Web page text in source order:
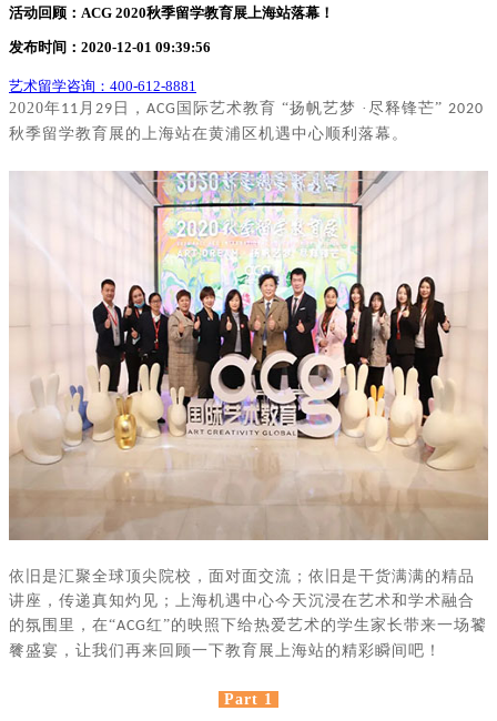
活动回顾：ACG 2020秋季留学教育展上海站落幕！
发布时间：2020-12-01 09:39:56
艺术留学咨询： 400-612-8881
2020年11 月 29 日， ACG 国际艺术教育 “扬帆艺梦 ·尽释锋芒” 2020
秋季留学教育展的上海站在黄浦区机遇中心顺利落幕。
依旧是汇聚全球顶尖院校，面对面交流；依旧是干货满满的精品
讲座，传递真知灼见；上海机遇中心今天沉浸在艺术和学术融合
的氛围里，在“ACG红”的映照下给热爱艺术的学生家长带来一场饕
餮盛宴，让我们再来回顾一下教育展上海站的精彩瞬间吧！
Part 1